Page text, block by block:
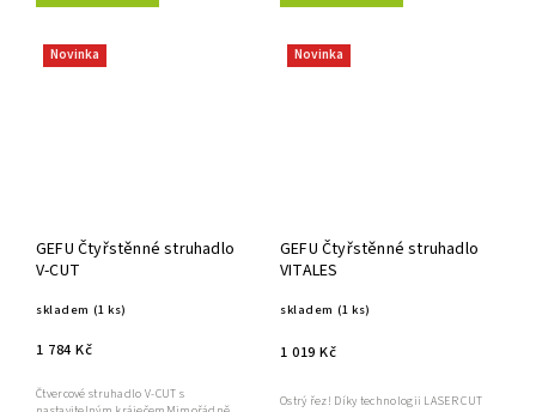
Novinka
GEFU Čtyřstěnné struhadlo
V-CUT
skladem (1 ks)
1 784 Kč
Čtvercové struhadlo V-CUT s
Novinka
GEFU Čtyřstěnné struhadlo
VITALES
skladem (1 ks)
1 019 Kč
Ostrý řez! Díky technologii LASER CUT